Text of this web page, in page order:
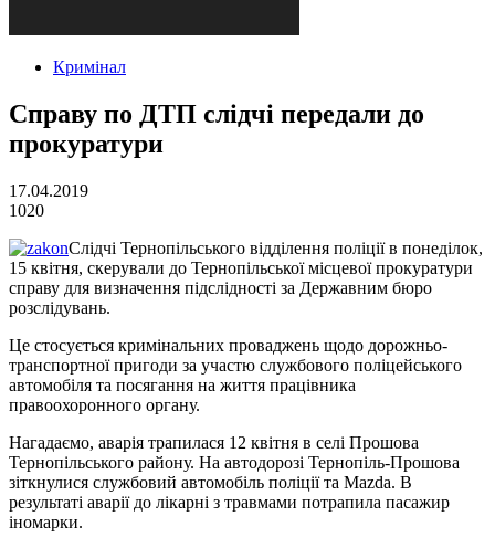
Кримінал
Справу по ДТП слідчі передали до
прокуратури
17.04.2019
1020
Слідчі Тернопільського відділення поліції в понеділок,
15 квітня, скерували до Тернопільської місцевої прокуратури
справу для визначення підслідності за Державним бюро
розслідувань.
Це стосується кримінальних проваджень щодо дорожньо-
транспортної пригоди за участю службового поліцейського
автомобіля та посягання на життя працівника
правоохоронного органу.
Нагадаємо, аварія трапилася 12 квітня в селі Прошова
Тернопільського району. На автодорозі Тернопіль-Прошова
зіткнулися службовий автомобіль поліції та Mazda. В
результаті аварії до лікарні з травмами потрапила пасажир
іномарки.